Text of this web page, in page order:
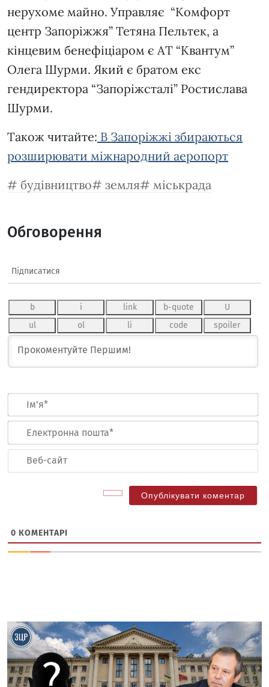
нерухоме майно. Управляє “Комфорт
центр Запоріжжя” Тетяна Пельтек, а
кінцевим бенефіціаром є АТ “Квантум”
Олега Шурми. Який є братом екс
гендиректора “Запоріжсталі” Ростислава
Шурми.
Також читайте: В Запоріжжі збираються
розширювати міжнародний аеропорт
будівництво
земля міськрада
Обговорення
Підписатися
0 КОМЕНТАРІ